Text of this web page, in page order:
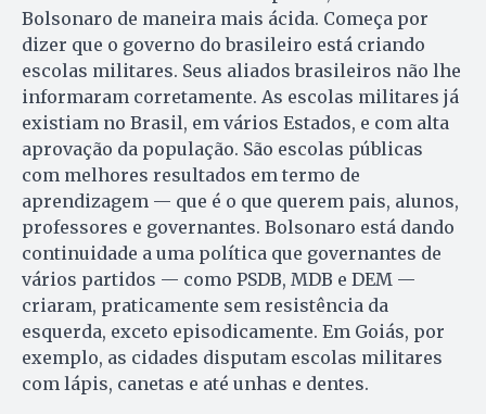
Bolsonaro de maneira mais ácida. Começa por
dizer que o governo do brasileiro está criando
escolas militares. Seus aliados brasileiros não lhe
informaram corretamente. As escolas militares já
existiam no Brasil, em vários Estados, e com alta
aprovação da população. São escolas públicas
com melhores resultados em termo de
aprendizagem — que é o que querem pais, alunos,
professores e governantes. Bolsonaro está dando
continuidade a uma política que governantes de
vários partidos — como PSDB, MDB e DEM —
criaram, praticamente sem resistência da
esquerda, exceto episodicamente. Em Goiás, por
exemplo, as cidades disputam escolas militares
com lápis, canetas e até unhas e dentes.